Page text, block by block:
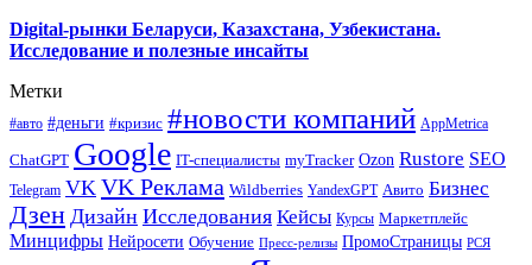
Digital-рынки Беларуси, Казахстана, Узбекистана.
Исследование и полезные инсайты
Метки
#авто #деньги #кризис #новости компаний AppMetrica
ChatGPT Google IT-специалисты myTracker Ozon Rustore SEO
Telegram VK VK Реклама Wildberries YandexGPT Авито Бизнес
Дзен Дизайн Исследования Кейсы Курсы Маркетплейс
Минцифры Нейросети Обучение Пресс-релизы ПромоСтраницы РСЯ